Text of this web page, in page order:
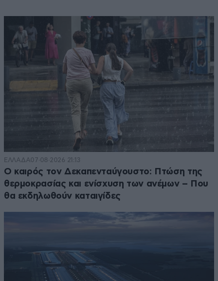
ΕΛΛΑΔΑ07·08·2026 21:13
Ο καιρός τον Δεκαπενταύγουστο: Πτώση της
θερμοκρασίας και ενίσχυση των ανέμων – Που
θα εκδηλωθούν καταιγίδες